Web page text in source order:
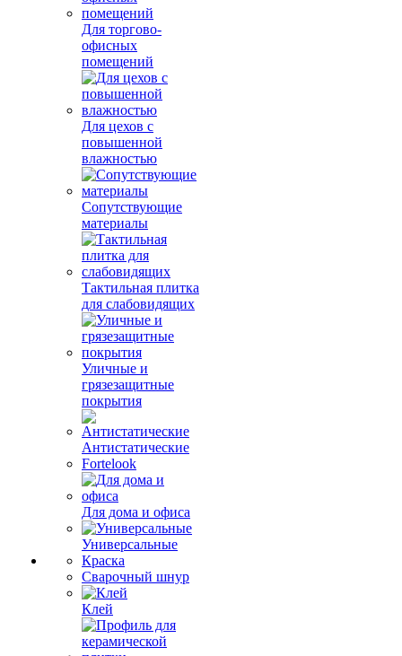
Для торгово-
офисных
помещений
Для цехов с
повышенной
влажностью
Сопутствующие
материалы
Тактильная плитка
для слабовидящих
Уличные и
грязезащитные
покрытия
Антистатические
Fortelook
Для дома и офиса
Универсальные
Краска
Сварочный шнур
Клей